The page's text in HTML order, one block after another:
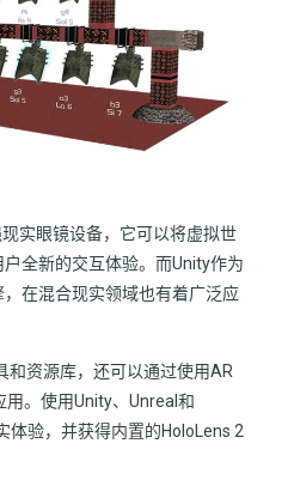
实眼镜设备，它可以将虚拟世
全新的交互体验。而Unity作为
在混合现实领域也有着广泛应
和资源库，还可以通过使用AR
用。使用Unity、Unreal和
验，并获得内置的HoloLens 2